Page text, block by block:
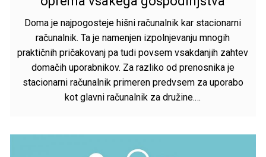
Doma je najpogosteje hišni računalnikkar stacionarni
računalnik. Ta je namenjen izpolnjevanju mnogih
praktičnih pričakovanj pa tudi povsem vsakdanjih zahtev
domačih uporabnikov. Za razliko od prenosnika je
stacionarni računalnik primeren predvsem za uporabo
kot glavni računalnik za družine.…